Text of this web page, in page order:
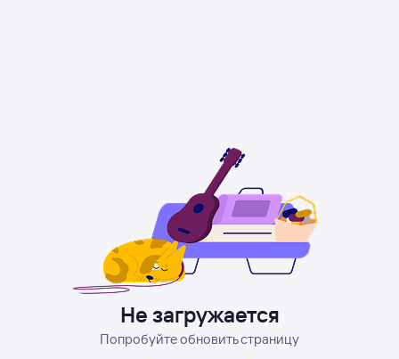
Не загружается
Попробуйте обновить страницу